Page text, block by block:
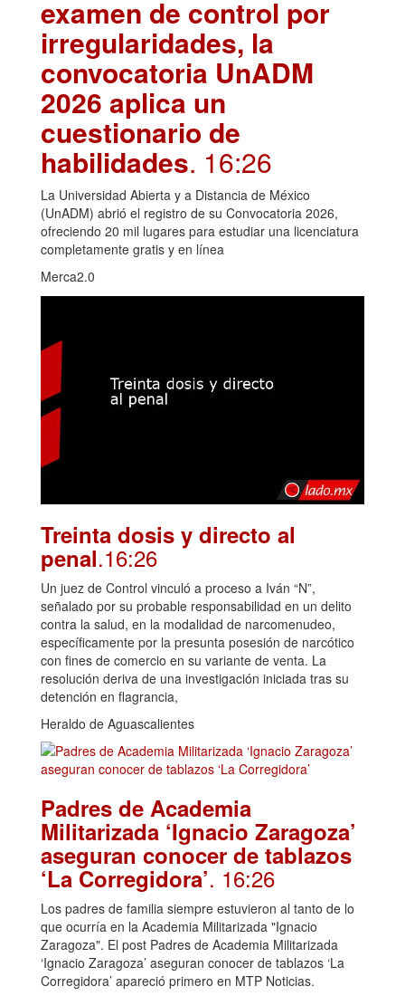
examen de control por
irregularidades, la
convocatoria UnADM
2026 aplica un
cuestionario de
habilidades. 16:26
La Universidad Abierta y a Distancia de México
(UnADM) abrió el registro de su Convocatoria 2026,
ofreciendo 20 mil lugares para estudiar una licenciatura
completamente gratis y en línea
Merca2.0
Treinta dosis y directo al
penal.16:26
Un juez de Control vinculó a proceso a Iván “N”,
señalado por su probable responsabilidad en un delito
contra la salud, en la modalidad de narcomenudeo,
específicamente por la presunta posesión de narcótico
con fines de comercio en su variante de venta. La
resolución deriva de una investigación iniciada tras su
detención en flagrancia,
Heraldo de Aguascalientes
Padres de Academia
Militarizada ‘Ignacio Zaragoza’
aseguran conocer de tablazos
‘La Corregidora’. 16:26
Los padres de familia siempre estuvieron al tanto de lo
que ocurría en la Academia Militarizada "Ignacio
Zaragoza". El post Padres de Academia Militarizada
‘Ignacio Zaragoza’ aseguran conocer de tablazos ‘La
Corregidora’ apareció primero en MTP Noticias.